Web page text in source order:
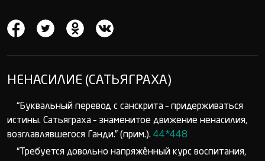
НЕНАСИЛИЕ (САТЬЯГРАХА)
“Буквальный перевод с санскрита – придерживаться
истины. Сатьяграха – знаменитое движение ненасилия,
возглавлявшегося Ганди.” (прим.). 44*448
“Требуется довольно напряжённый курс воспитания,